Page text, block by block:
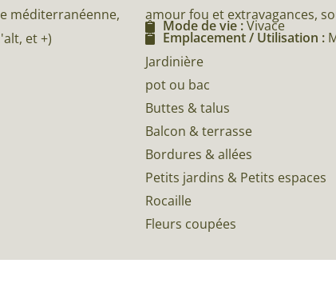
méditerranéenne,
et +)
amour fou et extravagances,
Mode de vie :Vivace
Emplacement / Utilisation :
Jardinière
pot ou bac
Buttes & talus
Balcon & terrasse
Bordures & allées
Petits jardins & Petits espaces
Rocaille
Fleurs coupées